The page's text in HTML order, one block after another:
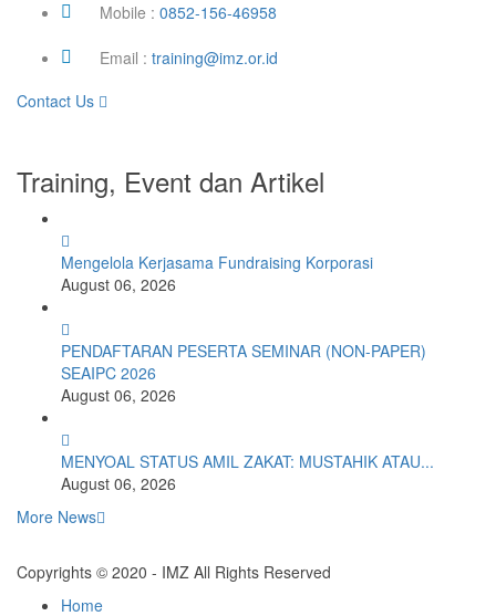
Mobile : 0852-156-46958
Email : training@imz.or.id
Contact Us
Training, Event dan Artikel
Mengelola Kerjasama Fundraising Korporasi
August 06, 2026
PENDAFTARAN PESERTA SEMINAR (NON-PAPER)
SEAIPC 2026
August 06, 2026
MENYOAL STATUS AMIL ZAKAT: MUSTAHIK ATAU...
August 06, 2026
More News
Copyrights © 2020 - IMZ All Rights Reserved
Home